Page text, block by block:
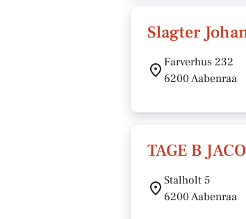
Slagter
Farverhus 232
6200 Aabenraa
TAGE B
Stalholt 5
6200 Aabenraa